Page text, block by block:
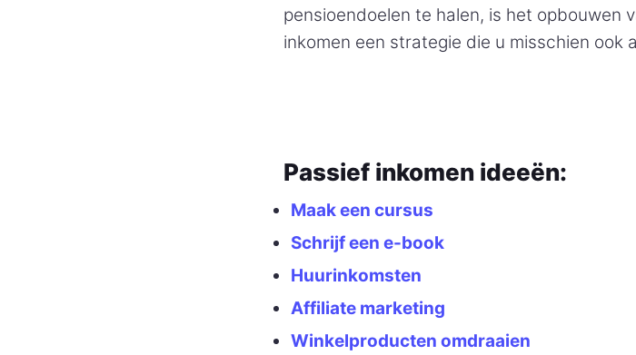
pensioendoelen te halen, is het opbouwen
inkomen een strategie die u misschien ook
Passief inkomen ideeën:
Maak een cursus
Schrijf een e-book
Huurinkomsten
Affiliate marketing
Winkelproducten omdraaien